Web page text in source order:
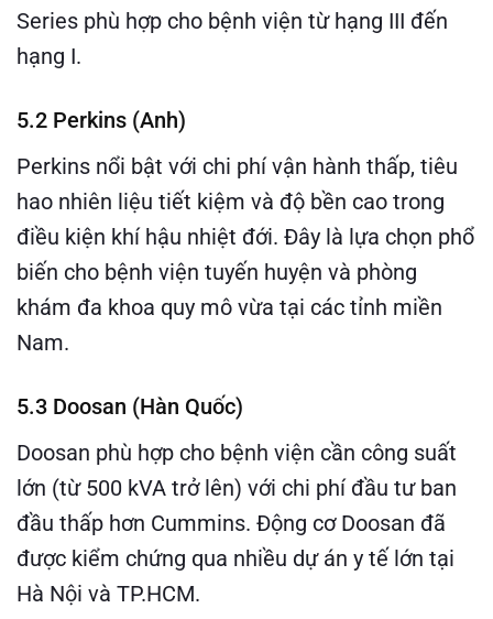
Series phù hợp cho bệnh viện từ hạng III đến
hạng I.
5.2 Perkins (Anh)
Perkins nổi bật với chi phí vận hành thấp, tiêu
hao nhiên liệu tiết kiệm và độ bền cao trong
điều kiện khí hậu nhiệt đới. Đây là lựa chọn phổ
biến cho bệnh viện tuyến huyện và phòng
khám đa khoa quy mô vừa tại các tỉnh miền
Nam.
5.3 Doosan (Hàn Quốc)
Doosan phù hợp cho bệnh viện cần công suất
lớn (từ 500 kVA trở lên) với chi phí đầu tư ban
đầu thấp hơn Cummins. Động cơ Doosan đã
được kiểm chứng qua nhiều dự án y tế lớn tại
Hà Nội và TP.HCM.